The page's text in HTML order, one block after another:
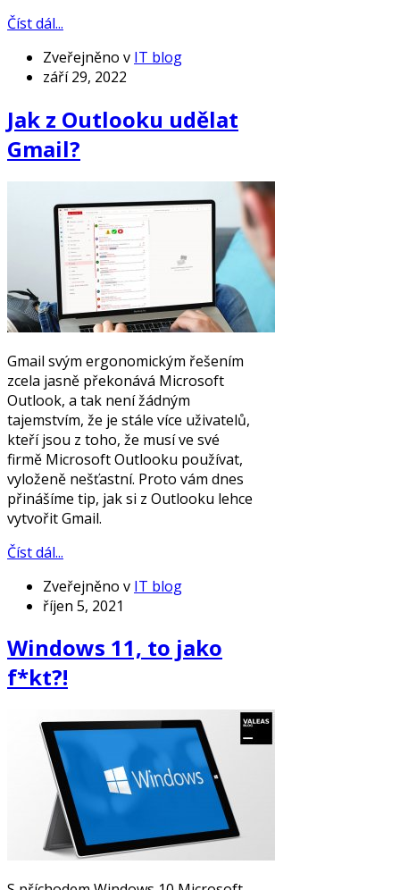
Číst dál...
Zveřejněno v IT blog
září 29, 2022
Jak z Outlooku udělat
Gmail?
Gmail svým ergonomickým řešením
zcela jasně překonává Microsoft
Outlook, a tak není žádným
tajemstvím, že je stále více uživatelů,
kteří jsou z toho, že musí ve své
firmě Microsoft Outlooku používat,
vyloženě nešťastní. Proto vám dnes
přinášíme tip, jak si z Outlooku lehce
vytvořit Gmail.
Číst dál...
Zveřejněno v IT blog
říjen 5, 2021
Windows 11, to jako
f*kt?!